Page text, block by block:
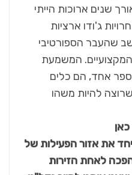
שנים ארוכות הייתי
ג'ודו ארציות
שהעבר הספורטיבי
המשמעת
אחד, הם כלים
להיות משהו
את אזור הפעילות של
לאחת הזירות